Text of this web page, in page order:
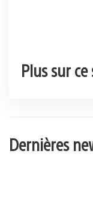
Plus sur
Dernières